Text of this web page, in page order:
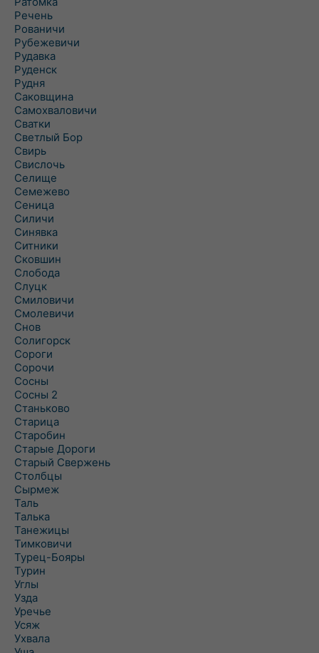
Речень
Рованичи
Рубежевичи
Рудавка
Руденск
Рудня
Саковщина
Самохваловичи
Сватки
Светлый Бор
Свирь
Свислочь
Селище
Семежево
Сеница
Силичи
Синявка
Ситники
Сковшин
Слобода
Слуцк
Смиловичи
Смолевичи
Снов
Солигорск
Сороги
Сорочи
Сосны
Сосны 2
Станьково
Старица
Старобин
Старые Дороги
Старый Свержень
Столбцы
Сырмеж
Таль
Талька
Танежицы
Тимковичи
Турец-Бояры
Турин
Углы
Узда
Уречье
Усяж
Ухвала